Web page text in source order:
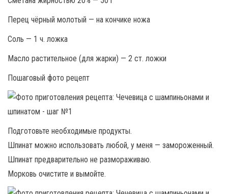
Перец чёрный молотый — на кончике ножа
Соль — 1 ч. ложка
Масло растительное (для жарки) — 2 ст. ложки
Пошаговый фото рецепт
Подготовьте необходимые продукты.
Шпинат можно использовать любой, у меня — замороженный.
Шпинат предварительно не размораживаю.
Морковь очистите и вымойте.